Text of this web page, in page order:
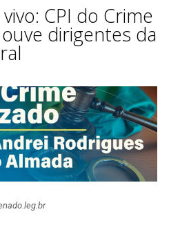
CPI do Crime
dirigentes da